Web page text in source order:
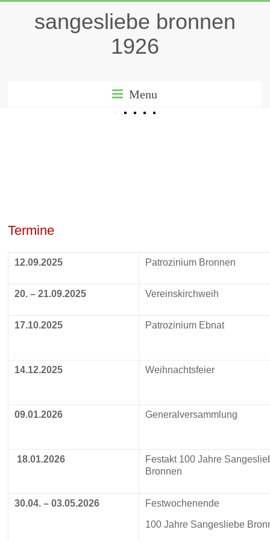
sangesliebe bronnen
1926
Menu
Termine
12.09.2025 Patrozinium Bronnen
20. – 21.09.2025 Vereinskirchweih
17.10.2025 Patrozinium Ebnat
14.12.2025 Weihnachtsfeier
09.01.2026 Generalversammlung
18.01.2026
Festakt 100 Jahre
Bronnen
30.04. – 03.05.2026 Festwochenende
100 Jahre Sangesliebe